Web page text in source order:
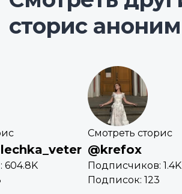
сторис
604.8K
Смотреть сторис
@krefox
Подписчиков: 1.4K
Подписок: 123